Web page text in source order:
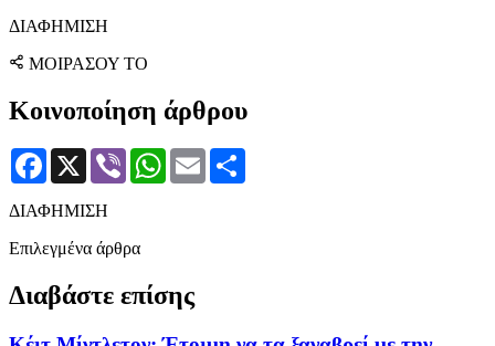
ΔΙΑΦΗΜΙΣΗ
ΜΟΙΡΑΣΟΥ ΤΟ
Κοινοποίηση άρθρου
Facebook
X Viber WhatsApp
Email
ΔΙΑΦΗΜΙΣΗ
Επιλεγμένα άρθρα
Διαβάστε επίσης